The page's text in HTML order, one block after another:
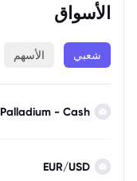
الأسواق
شعبي الأسهم
Palladium - Cash
EUR/USD